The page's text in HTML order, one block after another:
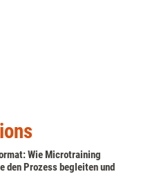
Wie Microtraining
den Prozess begleiten und